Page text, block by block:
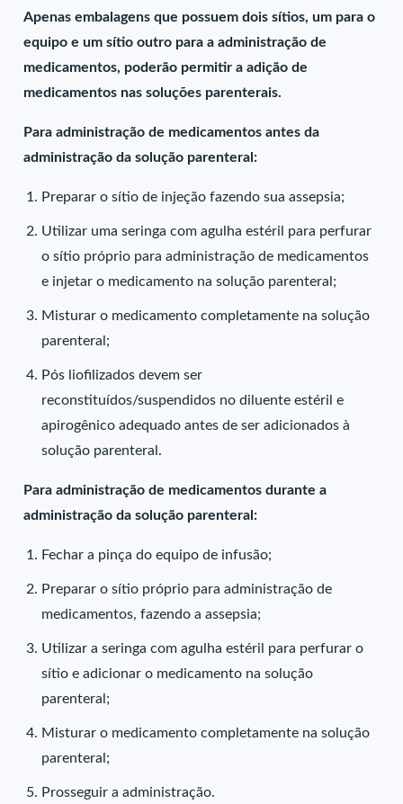
Apenas embalagens que possuem dois sítios, um para o
equipo e um sítio outro para a administração de
medicamentos, poderão permitir a adição de
medicamentos nas soluções parenterais.
Para administração de medicamentos antes da
administração da solução parenteral:
Preparar o sítio de injeção fazendo sua assepsia;
Utilizar uma seringa com agulha estéril para perfurar
o sítio próprio para administração de medicamentos
e injetar o medicamento na solução parenteral;
Misturar o medicamento completamente na solução
parenteral;
Pós liofilizados devem ser
reconstituídos/suspendidos no diluente estéril e
apirogênico adequado antes de ser adicionados à
solução parenteral.
Para administração de medicamentos durante a
administração da solução parenteral:
Fechar a pinça do equipo de infusão;
Preparar o sítio próprio para administração de
medicamentos, fazendo a assepsia;
Utilizar a seringa com agulha estéril para perfurar o
sítio e adicionar o medicamento na solução
parenteral;
Misturar o medicamento completamente na solução
parenteral;
Prosseguir a administração.